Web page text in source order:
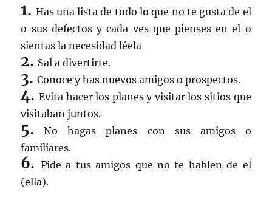
1. Has una lista de todo lo que no te gusta de el
o sus defectos y cada ves que pienses en el o
sientas la necesidad léela
2. Sal a divertirte.
3.Conoce y has nuevos amigos o prospectos.
4.Evita hacer los planes y visitar los sitios que
visitaban juntos.
5. No hagas planes con sus amigos o
familiares.
6. Pide a tus amigos que no te hablen de el
(ella).